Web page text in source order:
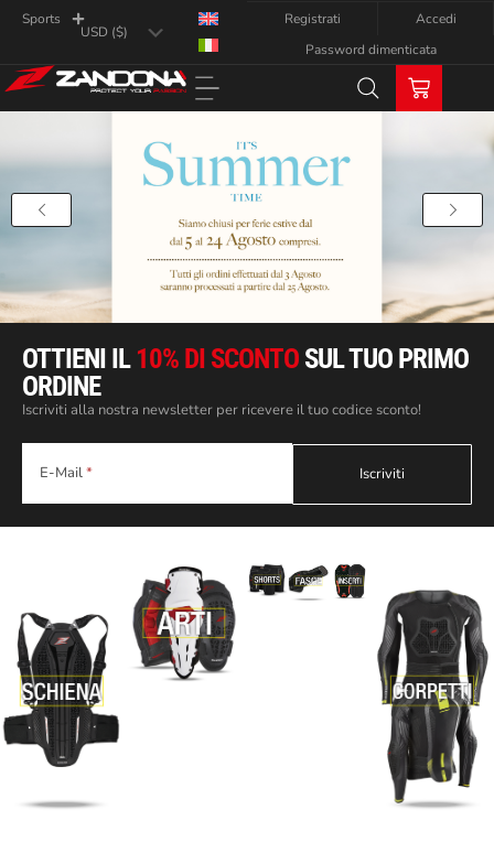
Sports Registrati
Accedi
Password dimenticata
OTTIENI IL 10% DI SCONTO SUL TUO PRIMO
ORDINE
Iscriviti alla nostra newsletter per ricevere il tuo codice sconto!
E-Mail